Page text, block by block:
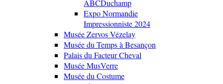
ABCDuchamp
Expo Normandie
Impressionniste 2024
Musée Zervos Vézelay
Musée du Temps à Besançon
Palais du Facteur Cheval
Musée MusVerre
Musée du Costume